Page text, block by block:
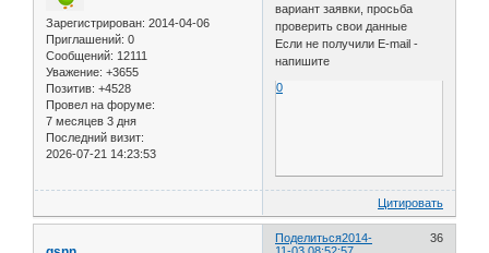
Зарегистрирован: 2014-04-06
Приглашений: 0
Сообщений: 12111
Уважение: +3655
Позитив: +4528
Провел на форуме:
7 месяцев 3 дня
Последний визит:
2026-07-21 14:23:53
вариант заявки, просьба
проверить свои данные
Если не получили E-mail -
напишите
0
Цитировать
Поделиться 36
2014-